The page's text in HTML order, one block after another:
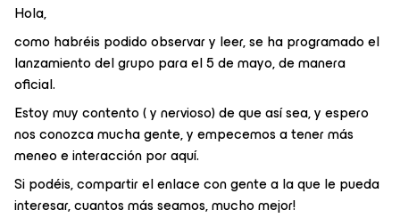
Hola,
como habréis podido observar y leer, se ha programado el
lanzamiento del grupo para el 5 de mayo, de manera
oficial.
Estoy muy contento ( y nervioso) de que así sea, y espero
nos conozca mucha gente, y empecemos a tener más
meneo e interacción por aquí.
Si podéis, compartir el enlace con gente a la que le pueda
interesar, cuantos más seamos, mucho mejor!